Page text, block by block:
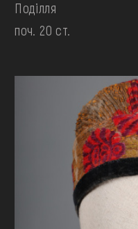
Поділля
поч. 20 ст.